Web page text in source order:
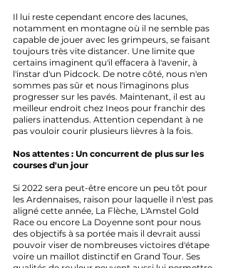
Il lui reste cependant encore des lacunes,
notamment en montagne où il ne semble pas
capable de jouer avec les grimpeurs, se faisant
toujours très vite distancer. Une limite que
certains imaginent qu'il effacera à l'avenir, à
l'instar d'un Pidcock. De notre côté, nous n'en
sommes pas sûr et nous l'imaginons plus
progresser sur les pavés. Maintenant, il est au
meilleur endroit chez Ineos pour franchir des
paliers inattendus. Attention cependant à ne
pas vouloir courir plusieurs lièvres à la fois.
Nos attentes : Un concurrent de plus sur les
courses d'un jour
Si 2022 sera peut-être encore un peu tôt pour
les Ardennaises, raison pour laquelle il n'est pas
aligné cette année, La Flèche, L'Amstel Gold
Race ou encore La Doyenne sont pour nous
des objectifs à sa portée mais il devrait aussi
pouvoir viser de nombreuses victoires d'étape
voire un maillot distinctif en Grand Tour. Ses